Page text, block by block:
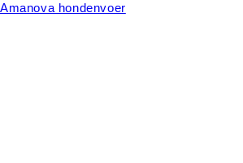
Amanova hondenvoer